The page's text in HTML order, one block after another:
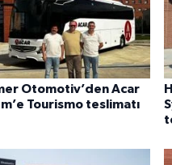
Otomotiv’den Acar
Tourismo teslimatı